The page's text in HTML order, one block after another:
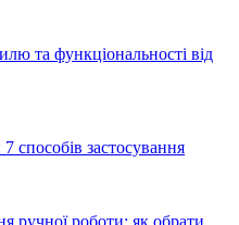
та функціональності від
способів застосування
ручної роботи: як обрати